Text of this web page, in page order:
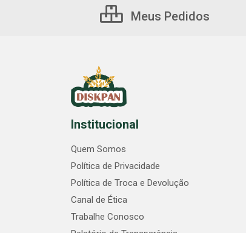
Meus Pedidos
Institucional
Quem Somos
Política de Privacidade
Política de Troca e Devolução
Canal de Ética
Trabalhe Conosco